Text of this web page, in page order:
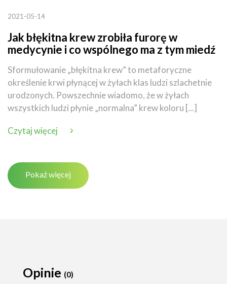
2021-05-14
Jak błękitna krew zrobiła furorę w
medycynie i co wspólnego ma z tym miedź
Sformułowanie „błękitna krew” to metaforyczne
określenie krwi płynącej w żyłach klas ludzi szlachetnie
urodzonych. Powszechnie wiadomo, że w żyłach
wszystkich ludzi płynie „normalna” krew koloru [...]
Czytaj więcej
Pokaż więcej
Opinie (0)